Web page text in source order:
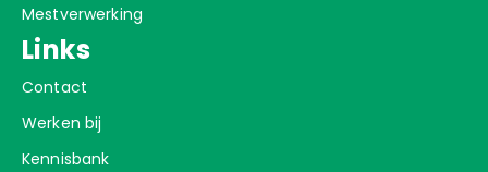
Mestverwerking
Links
Contact
Werken bij
Kennisbank